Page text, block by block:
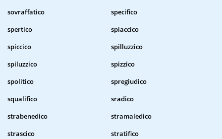
sovraffatico
specifico
spertico
spiaccico
spiccico
spilluzzico
spiluzzico
spizzico
spolitico
spregiudico
squalifico
sradico
strabenedico
stramaledico
strascico
stratifico